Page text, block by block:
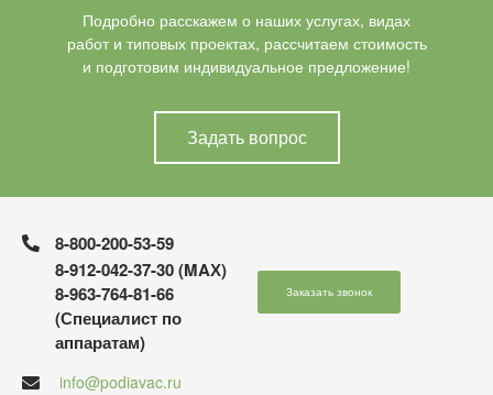
Подробно расскажем о наших услугах, видах
работ и типовых проектах, рассчитаем стоимость
и подготовим индивидуальное предложение!
Задать вопрос
8-800-200-53-59
8-912-042-37-30 (MAХ)
8-963-764-81-66
(Специалист по
аппаратам)
Заказать звонок
info@podiavac.ru